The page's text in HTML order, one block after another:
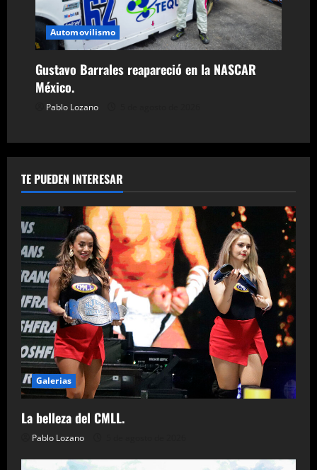
Automovilismo
Gustavo Barrales reapareció en la NASCAR
México.
Pablo Lozano
TE PUEDEN INTERESAR
Galerias
La belleza del CMLL.
Pablo Lozano